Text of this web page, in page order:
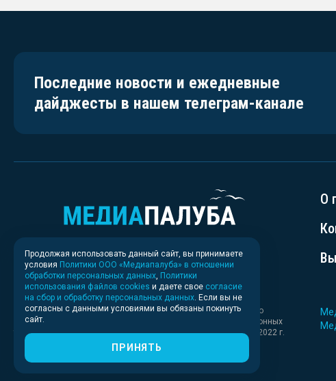
Последние новости и ежедневные
дайджесты в нашем телеграм-канале
О
Свидетельство о регистрации СМИ ИА № ФС 77 - 83037 выдано
Федеральной службой по надзору в сфере связи, информационных
технологий и массовых коммуникаций (Роскомнадзор) 30.03.2022 г.
Продолжая использовать данный сайт, вы принимаете
условия Политики ООО «Медиапалуба» в отношении
обработки персональных данных Политики
использования файлов cookies и даете свое согласие
на сбор и обработку персональных данных . Если вы не
согласны с данными условиями вы обязаны покинуть
сайт.
ПРИНЯТЬ